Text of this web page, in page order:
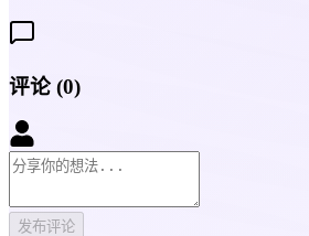
评论 (0)
发布评论